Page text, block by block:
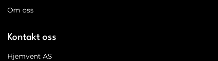
Om oss
Kontakt oss
Hjemvent AS